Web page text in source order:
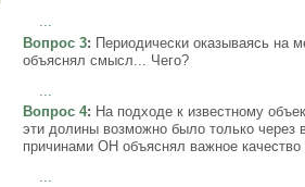
Вопрос 3: Периодически оказываясь на
объяснял смысл... Чего?
Вопрос 4: На подходе к известному
эти долины возможно было только
причинами ОН объяснял важное
...